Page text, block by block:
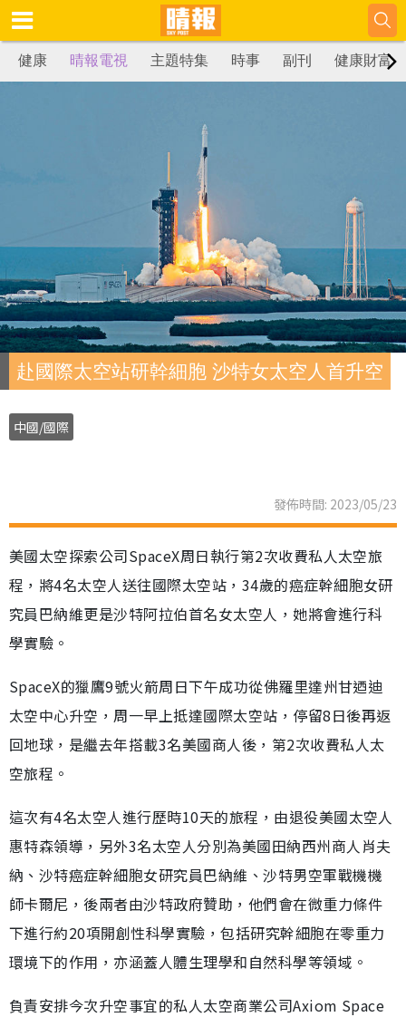
健康 晴報電視 主題特集 時事 副刊 健康財富
赴國際太空站研幹細胞 沙特女太空人首升空
中國/國際
發佈時間: 2023/05/23
美國太空探索公司SpaceX周日執行第2次收費私人太空旅
程，將4名太空人送往國際太空站，34歲的癌症幹細胞女研
究員巴納維更是沙特阿拉伯首名女太空人，她將會進行科
學實驗。
SpaceX的獵鷹9號火箭周日下午成功從佛羅里達州甘迺迪
太空中心升空，周一早上抵達國際太空站，停留8日後再返
回地球，是繼去年搭載3名美國商人後，第2次收費私人太
空旅程。
這次有4名太空人進行歷時10天的旅程，由退役美國太空人
惠特森領導，另外3名太空人分別為美國田納西州商人肖夫
納、沙特癌症幹細胞女研究員巴納維、沙特男空軍戰機機
師卡爾尼，後兩者由沙特政府贊助，他們會在微重力條件
下進行約20項開創性科學實驗，包括研究幹細胞在零重力
環境下的作用，亦涵蓋人體生理學和自然科學等領域。
負責安排今次升空事宜的私人太空商業公司Axiom Space